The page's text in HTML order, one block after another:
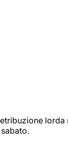
lorda